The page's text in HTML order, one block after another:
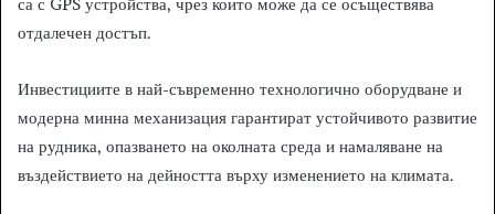
са с GPS устройства, чрез които може да се осъществява
отдалечен достъп.
Инвестициите в най-съвременно технологично оборудване и
модерна минна механизация гарантират устойчивото развитие
на рудника, опазването на околната среда и намаляване на
въздействието на дейността върху изменението на климата.